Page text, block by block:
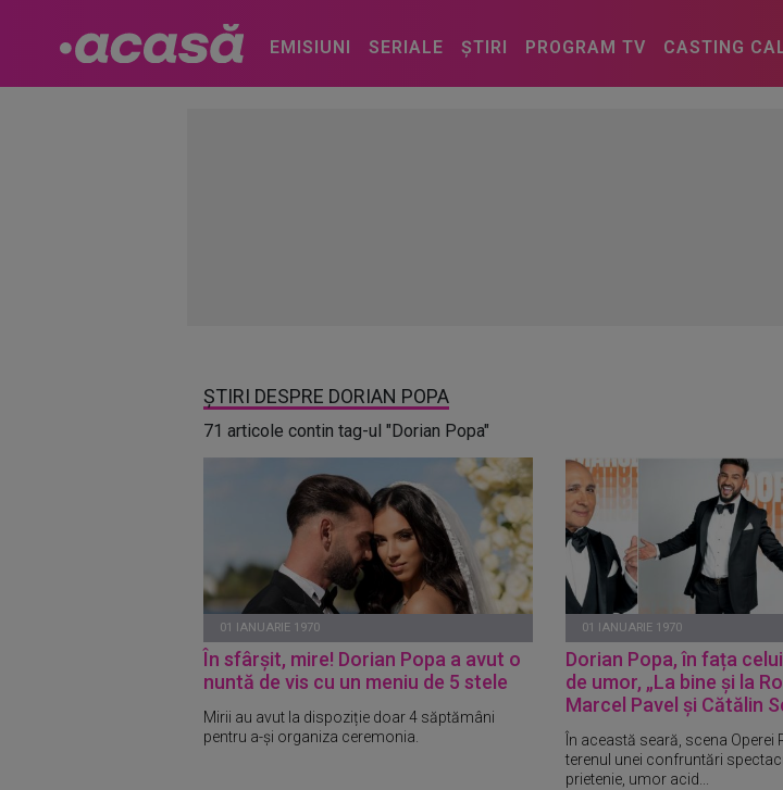
EMISIUNI SERIALE ȘTIRI PROGRAM TV CASTING
ȘTIRI DESPRE DORIAN POPA
71 articole contin tag-ul "Dorian Popa"
01 IANUARIE 1970
În sfârșit, mire! Dorian Popa a avut o
nuntă de vis cu un meniu de 5 stele
Mirii au avut la dispoziție doar 4 săptămâni
pentru a-și organiza ceremonia.
01 IANUARIE 1970
Dorian Popa, în fața
de umor, „La bine și la
Marcel Pavel și Cătălin
În această seară, scena Operei
terenul unei confruntări
prietenie, umor acid...